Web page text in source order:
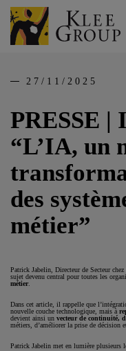
Aller
au
contenu
principal
PRESSE |
“L’IA, un
des
métier”
27/11/2025
Patrick Jabelin, Directeur de Secteur
sujet devenu central pour toutes les
métier.
Dans cet article, il rappelle que
nouvelle couche technologique, mais à
devient ainsi un vecteur de continuité,
métiers, d’améliorer la prise de décision
Patrick Jabelin met en lumière plusieurs